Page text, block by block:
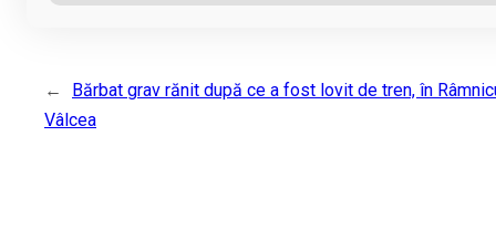
←
Bărbat grav rănit după ce a fost lovit de tren, în
Vâlcea